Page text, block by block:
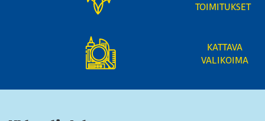
TOIMITUKSET
KATTAVA
VALIKOIMA